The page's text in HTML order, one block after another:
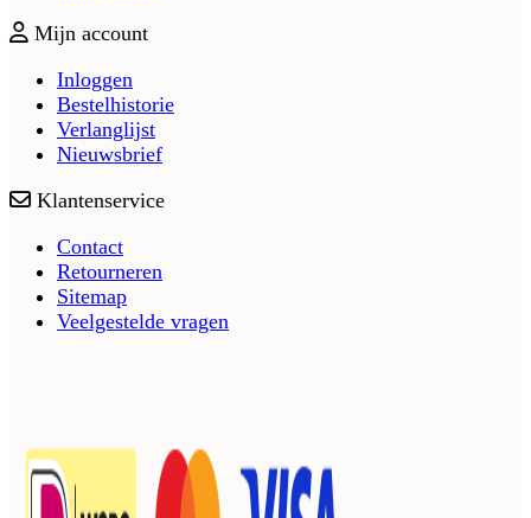
Mijn account
Inloggen
Bestelhistorie
Verlanglijst
Nieuwsbrief
Klantenservice
Contact
Retourneren
Sitemap
Veelgestelde vragen